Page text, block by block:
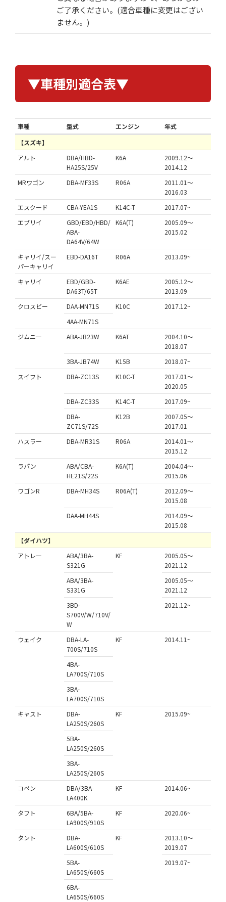
ご了承ください。(適合車種に変更はござい
ません。)
▼車種別適合表▼
車種 型式 エンジン
年式
【スズキ】
アルト
DBA/HBD-
HA25S/25V
K6A
2009.12～
2014.12
MRワゴン
DBA-MF33S R06A
2011.01～
2016.03
エスクード
CBA-YEA1S K14C-T
2017.07~
エブリイ
GBD/EBD/HBD/
ABA-
DA64V/64W
K6A(T)
2005.09～
2015.02
キャリイ/スー
パーキャリイ
EBD-DA16T R06A 2013.09~
キャリイ
EBD/GBD-
DA63T/65T
K6AE
2005.12～
2013.09
クロスビー
DAA-MN71S K10C
2017.12~
4AA-MN71S
ジムニー
ABA-JB23W K6AT
2004.10～
2018.07
3BA-JB74W
K15B
2018.07~
スイフト
DBA-ZC13S K10C-T
2017.01～
2020.05
DBA-ZC33S
K14C-T
2017.09~
DBA-
ZC71S/72S
K12B
2007.05～
2017.01
ハスラー
DBA-MR31S R06A
2014.01～
2015.12
ラパン
ABA/CBA-
HE21S/22S
K6A(T)
2004.04～
2015.06
ワゴンR
DBA-MH34S R06A(T)
2012.09～
2015.08
DAA-MH44S
2014.09～
2015.08
【ダイハツ】
アトレー
ABA/3BA-
S321G
KF
2005.05～
2021.12
ABA/3BA-
S331G
2005.05～
2021.12
3BD-
S700V/W/710V/
W
2021.12~
ウェイク
DBA-LA-
700S/710S
KF 2014.11~
4BA-
LA700S/710S
3BA-
LA700S/710S
キャスト
DBA-
LA250S/260S
KF 2015.09~
5BA-
LA250S/260S
3BA-
LA250S/260S
コペン
DBA/3BA-
LA400K
KF 2014.06~
タフト
6BA/5BA-
LA900S/910S
KF 2020.06~
タント
DBA-
LA600S/610S
KF
2013.10～
2019.07
5BA-
LA650S/660S
2019.07~
6BA-
LA650S/660S